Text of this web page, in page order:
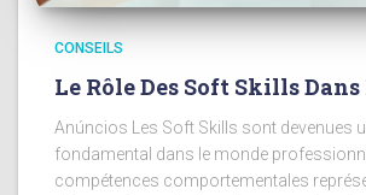
CONSEILS
Le Rôle Des Soft Skills
Anúncios Les Soft Skills sont devenues
fondamental dans le monde
compétences comportementales